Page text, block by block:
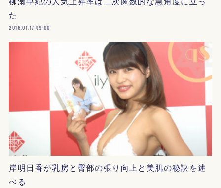
た
2016.01.17 09:00
岸明日香が乳房と臀部の張り向上と美肌の秘訣を述
べる